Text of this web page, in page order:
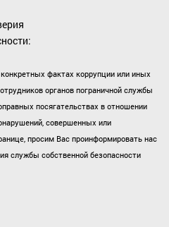
фактах коррупции или иных
органов пограничной службы
посягательствах в отношении
совершенных или
просим Вас проинформировать нас
службы собственной безопасности